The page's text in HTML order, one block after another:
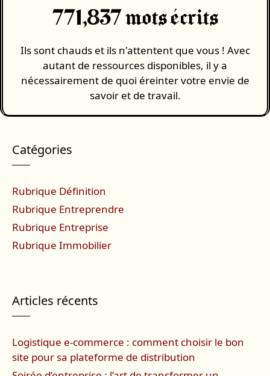
771,837 mots écrits
Ils sont chauds et ils n'attentent que vous ! Avec
autant de ressources disponibles, il y a
nécessairement de quoi éreinter votre envie de
savoir et de travail.
Catégories
Rubrique Définition
Rubrique Entreprendre
Rubrique Entreprise
Rubrique Immobilier
Articles récents
Logistique e-commerce : comment choisir le bon
site pour sa plateforme de distribution